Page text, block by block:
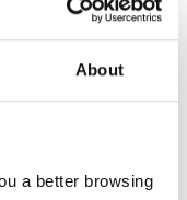
About
a better browsing
antivirus et
application